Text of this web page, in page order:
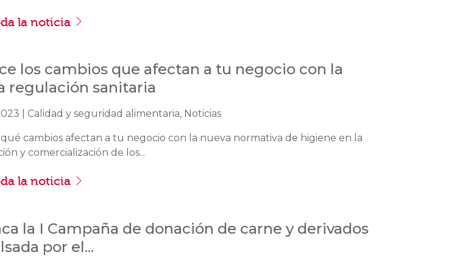
la noticia
los cambios que afectan a tu negocio con la
regulación sanitaria
| Calidad y seguridad alimentaria, Noticias
cambios afectan a tu negocio con la nueva normativa de higiene en la
y comercialización de los...
la noticia
la I Campaña de donación de carne y derivados
por el...